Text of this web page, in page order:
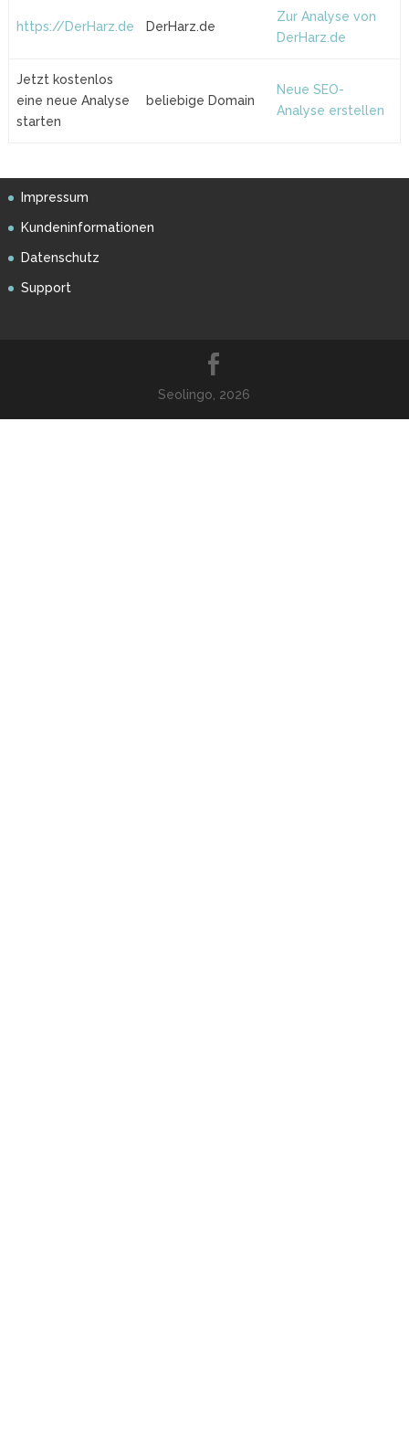
https://DerHarz.de DerHarz.de
Zur Analyse von
DerHarz.de
Jetzt kostenlos
eine neue Analyse
starten
beliebige Domain
Neue SEO-
Analyse erstellen
Impressum
Kundeninformationen
Datenschutz
Support
Seolingo, 2026